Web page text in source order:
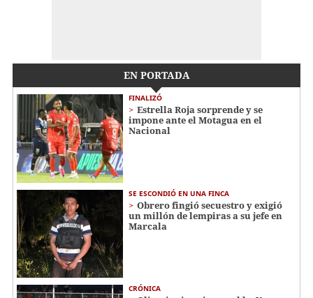
EN PORTADA
FINALIZÓ
Estrella Roja sorprende y se
impone ante el Motagua en el
Nacional
SE ESCONDIÓ EN UNA FINCA
Obrero fingió secuestro y exigió
un millón de lempiras a su jefe en
Marcala
CRÓNICA